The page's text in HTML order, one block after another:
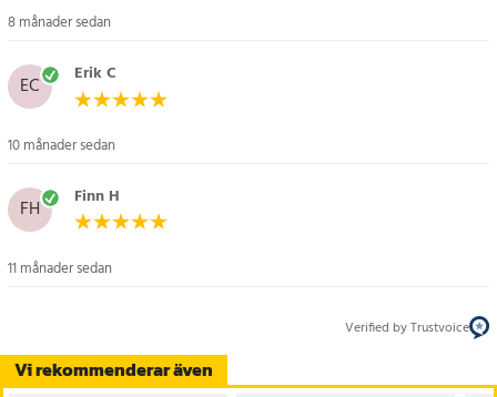
Vi rekommenderar även
8 månader sedan
EC Erik C
10 månader sedan
FH Finn H
11 månader sedan
Verified by Trustvoice